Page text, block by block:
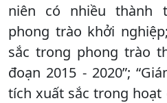
niên có nhiều thành
phong trào khởi
sắc trong phong trào
đoạn 2015 - 2020”;
tích xuất sắc trong